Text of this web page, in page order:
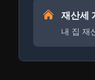
재산세
내 집 재